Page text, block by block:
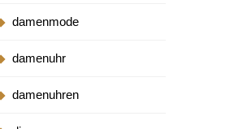
damenmode
damenuhr
damenuhren